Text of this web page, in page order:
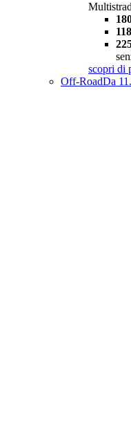
scopri di
Off-RoadDa